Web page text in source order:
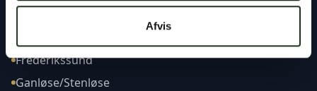
Afvis
Frederikssund
Ganløse/Stenløse